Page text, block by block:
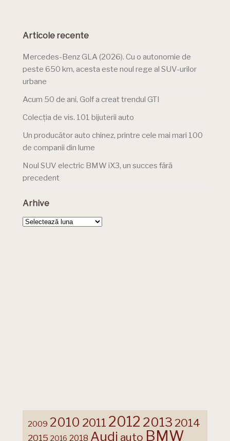
Articole recente
Mercedes-Benz GLA (2026). Cu o autonomie de
peste 650 km, acesta este noul rege al SUV-urilor
urbane
Acum 50 de ani, Golf a creat trendul GTI
Colecția de vis. 101 bijuterii auto
Un producător auto chinez, printre cele mai mari 100
de companii din lume
Noul SUV electric BMW iX3, un succes fără
precedent
Arhive
Arhive
2009 2010 2011 2012 2013 2014
2015 2016 2018 Audi auto BMW